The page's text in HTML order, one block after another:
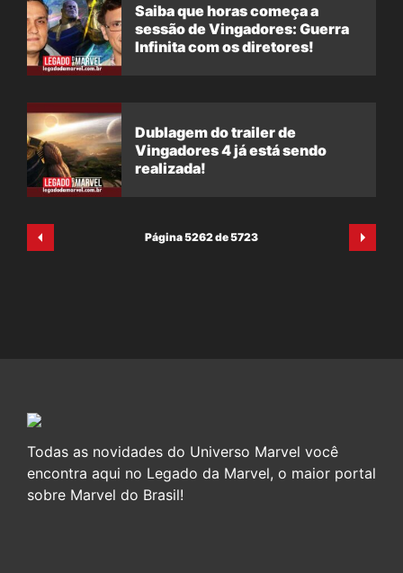
Saiba que horas começa a
sessão de Vingadores: Guerra
Infinita com os diretores!
Dublagem do trailer de
Vingadores 4 já está sendo
realizada!
Página 5262 de 5723
Todas as novidades do Universo Marvel você
encontra aqui no Legado da Marvel, o maior portal
sobre Marvel do Brasil!